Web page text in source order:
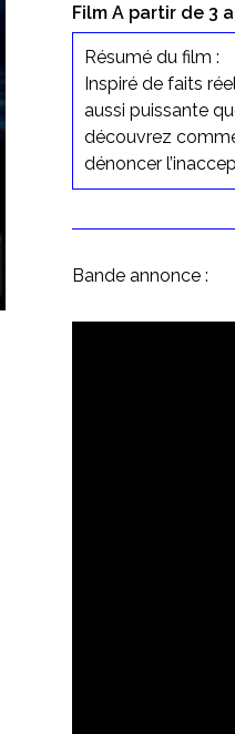
Film A partir de 3
Résumé du film :
Inspiré de faits
aussi puissante
découvrez
dénoncer
Bande annonce :